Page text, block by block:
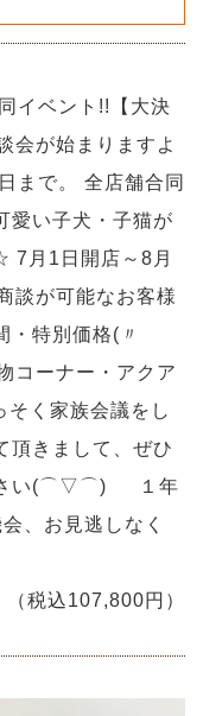
イベント!!【大決
会が始まりますよ
まで。 全店舗合同
愛い子犬・子猫が
7月1日開店～8月
談が可能なお客様
・特別価格(〃
コーナー・アクア
そく家族会議をし
頂きまして、ぜひ
さい(⌒▽⌒)ゞ １年
、お見逃しなく
（税込107,800円）